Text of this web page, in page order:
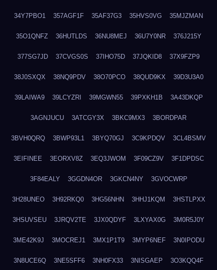
34Y7PBO1 357AGF1F 35AF37G3 35HVS0VG 35MJZMAN
35O1QNFZ 36HUTLDS 36NU8MEJ 36U7Y0NR 376J215Y
377SG7JD 37CVGS0S 37IHO75D 37JQKID8 37X9FZP9
38J0SXQX 38NQ9PDV 38O70PCO 38QUD9KX 39D3U3A0
39LAIWA9 39LCYZRI 39MGWN55 39PXKH1B 3A43DKQP
3AGNJUCU 3ATCGY3X 3BKC9MX3 3BORDPAR
3BVH0QRQ 3BWP93L1 3BYQ70GJ 3C9KPDQV 3CL4BSMV
3EIFINEE 3EORXV8Z 3EQ3JWOM 3F09CZ9V 3F1DPDSC
3F84EALY 3GGDN4OR 3GKCN4NY 3GVOCWRP
3H28UNEO 3H92RKQ0 3HG56NHN 3HHJ1KQM 3HSTLPXX
3HSUVSEU 3JRQV2TE 3JX0QDYF 3LXYAX0G 3M0R5J0Y
3ME42K9J 3MOCREJ1 3MX1P1T9 3MYP6NEF 3N0IPODU
3N8UCE6Q 3NE5SFF6 3NH0FX33 3NISGAEP 3O3KQQ4F